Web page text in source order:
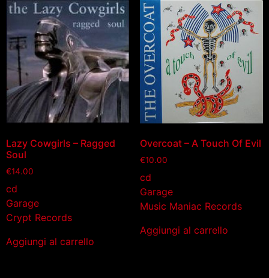
Lazy Cowgirls – Ragged
Soul
€14.00
cd
Garage
Crypt Records
Aggiungi al carrello
Overcoat – A Touch Of Evil
€10.00
cd
Garage
Music Maniac Records
Aggiungi al carrello